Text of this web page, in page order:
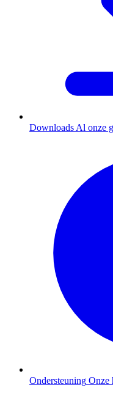
Downloads Al onze
Ondersteuning Onze